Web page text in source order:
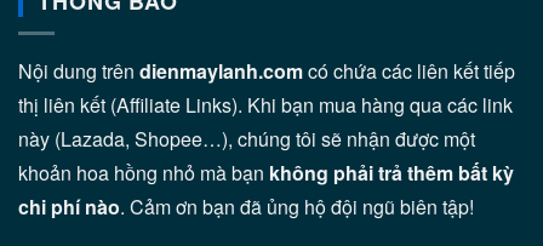
Nội dung trên dienmaylanh.comcó chứa các liên kết tiếp
thị liên kết (Affiliate Links). Khi bạn mua hàng qua các link
này (Lazada, Shopee…), chúng tôi sẽ nhận được một
khoản hoa hồng nhỏ mà bạn không phải trả thêm bất kỳ
chi phí nào. Cảm ơn bạn đã ủng hộ đội ngũ biên tập!